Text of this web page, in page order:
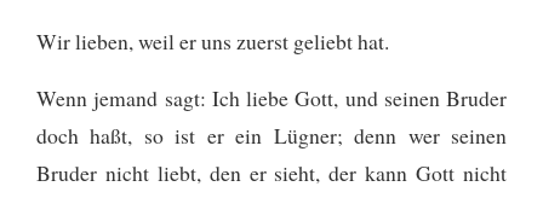
Wir lieben, weil er uns zuerst geliebt hat.
Wenn jemand sagt: Ich liebe Gott, und seinen Bruder
doch haßt, so ist er ein Lügner; denn wer seinen
Bruder nicht liebt, den er sieht, der kann Gott nicht